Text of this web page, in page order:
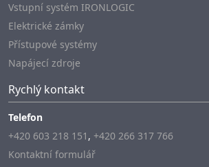
Vstupní systém IRONLOGIC
Elektrické zámky
Přístupové systémy
Napájecí zdroje
Rychlý kontakt
Telefon
+420 603 218 151 , +420 266 317 766
Kontaktní formulář